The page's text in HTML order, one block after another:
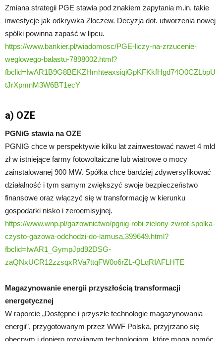
Zmiana strategii PGE stawia pod znakiem zapytania m.in. takie
inwestycje jak odkrywka Złoczew. Decyzja dot. utworzenia nowej
spółki powinna zapaść w lipcu.
https://www.bankier.pl/wiadomosc/PGE-liczy-na-zrzucenie-
weglowego-balastu-7898002.html?
fbclid=IwAR1B9G8BEKZHmhteaxsiqiGpKFKkfHgd74O0CZLbpU
tJrXpmnM3W6BT1ecY
a) OZE
PGNiG stawia na OZE
PGNIG chce w perspektywie kilku lat zainwestować nawet 4 mld
zł w istniejące farmy fotowoltaiczne lub wiatrowe o mocy
zainstalowanej 900 MW. Spółka chce bardziej zdywersyfikować
działalność i tym samym zwiększyć swoje bezpieczeństwo
finansowe oraz włączyć się w transformację w kierunku
gospodarki nisko i zeroemisyjnej.
https://www.wnp.pl/gazownictwo/pgnig-robi-zielony-zwrot-spolka-
czysto-gazowa-odchodzi-do-lamusa,399649.html?
fbclid=IwAR1_GympJpd92DSG-
zaQNxUCR12zzsqxRVa7ttqFW0o6rZL-QLqRIAFLHTE
Magazynowanie energii przyszłością transformacji
energetycznej
W raporcie „Dostępne i przyszłe technologie magazynowania
energii”, przygotowanym przez WWF Polska, przyjrzano się